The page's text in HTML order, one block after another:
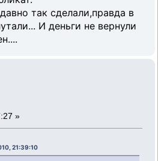
так сделали,правда в
И деньги не вернули
»
21:39:10